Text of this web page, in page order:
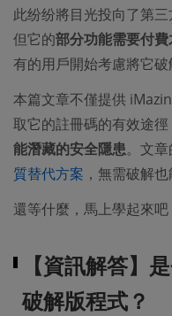
此纷纷將目光投向了第
但它的部分功能需要付
有的用戶開始考慮將它破
本篇文章不僅提供
取它的註冊碼的有效途
能潛藏的安全隱患。文
質替代方案 ，無需破解
還等什麼，馬上學起來吧
【資訊解答】
破解版程式？